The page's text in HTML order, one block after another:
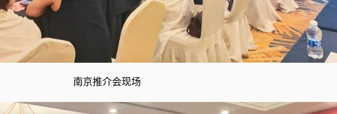
南京推介会现场